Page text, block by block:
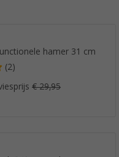
hamer 31 cm
(2)
€ 29,95